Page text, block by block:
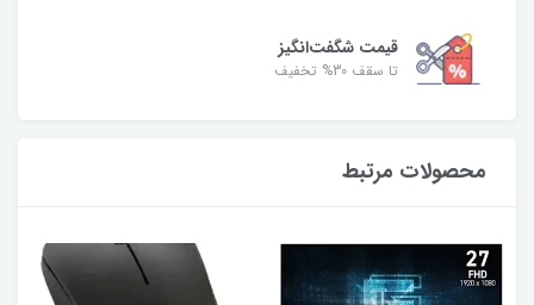
قیمت شگفت‌انگیز
تا سقف 30% تخفیف
محصولات مرتبط